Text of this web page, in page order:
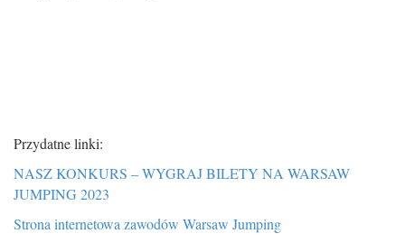
Przydatne linki:
NASZ KONKURS – WYGRAJ BILETY NA WARSAW
JUMPING 2023
Strona internetowa zawodów Warsaw Jumping